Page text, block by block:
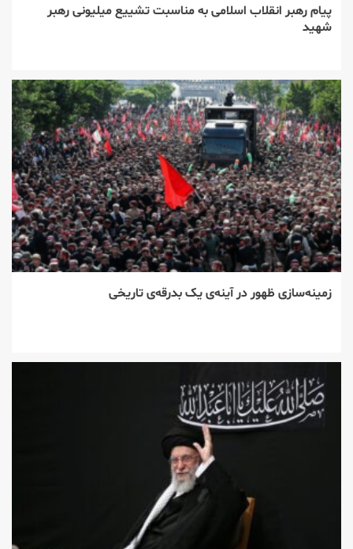
پیام رهبر انقلاب اسلامی به مناسبت تشییع میلیونی رهبر
شهید
زمینه‌سازی ظهور در آینه‌ی یک بدرقه‌ی تاریخی